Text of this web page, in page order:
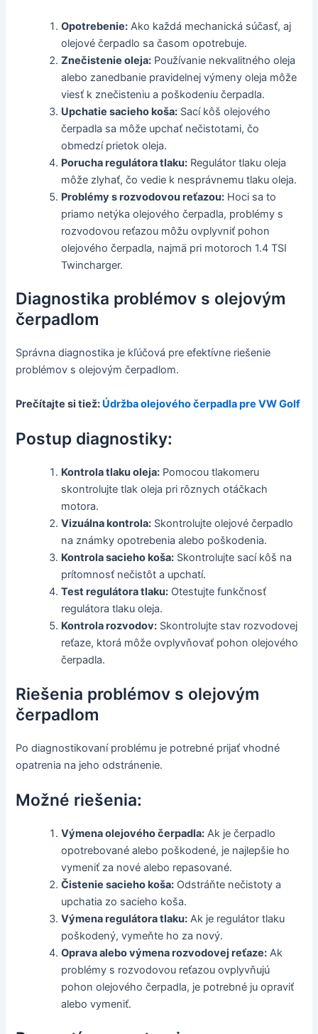
Opotrebenie: Ako každá mechanická súčasť, aj
olejové čerpadlo sa časom opotrebuje.
Znečistenie oleja: Používanie nekvalitného oleja
alebo zanedbanie pravidelnej výmeny oleja môže
viesť k znečisteniu a poškodeniu čerpadla.
Upchatie sacieho koša: Sací kôš olejového
čerpadla sa môže upchať nečistotami, čo
obmedzí prietok oleja.
Porucha regulátora tlaku: Regulátor tlaku oleja
môže zlyhať, čo vedie k nesprávnemu tlaku oleja.
Problémy s rozvodovou reťazou: Hoci sa to
priamo netýka olejového čerpadla, problémy s
rozvodovou reťazou môžu ovplyvniť pohon
olejového čerpadla, najmä pri motoroch 1.4 TSI
Twincharger.
Diagnostika problémov s olejovým
čerpadlom
Správna diagnostika je kľúčová pre efektívne riešenie
problémov s olejovým čerpadlom.
Prečítajte si tiež: Údržba olejového čerpadla pre VW Golf
Postup diagnostiky:
Kontrola tlaku oleja: Pomocou tlakomeru
skontrolujte tlak oleja pri rôznych otáčkach
motora.
Vizuálna kontrola: Skontrolujte olejové čerpadlo
na známky opotrebenia alebo poškodenia.
Kontrola sacieho koša: Skontrolujte sací kôš na
prítomnosť nečistôt a upchatí.
Test regulátora tlaku: Otestujte funkčnosť
regulátora tlaku oleja.
Kontrola rozvodov: Skontrolujte stav rozvodovej
reťaze, ktorá môže ovplyvňovať pohon olejového
čerpadla.
Riešenia problémov s olejovým
čerpadlom
Po diagnostikovaní problému je potrebné prijať vhodné
opatrenia na jeho odstránenie.
Možné riešenia:
Výmena olejového čerpadla: Ak je čerpadlo
opotrebované alebo poškodené, je najlepšie ho
vymeniť za nové alebo repasované.
Čistenie sacieho koša: Odstráňte nečistoty a
upchatia zo sacieho koša.
Výmena regulátora tlaku: Ak je regulátor tlaku
poškodený, vymeňte ho za nový.
Oprava alebo výmena rozvodovej reťaze: Ak
problémy s rozvodovou reťazou ovplyvňujú
pohon olejového čerpadla, je potrebné ju opraviť
alebo vymeniť.